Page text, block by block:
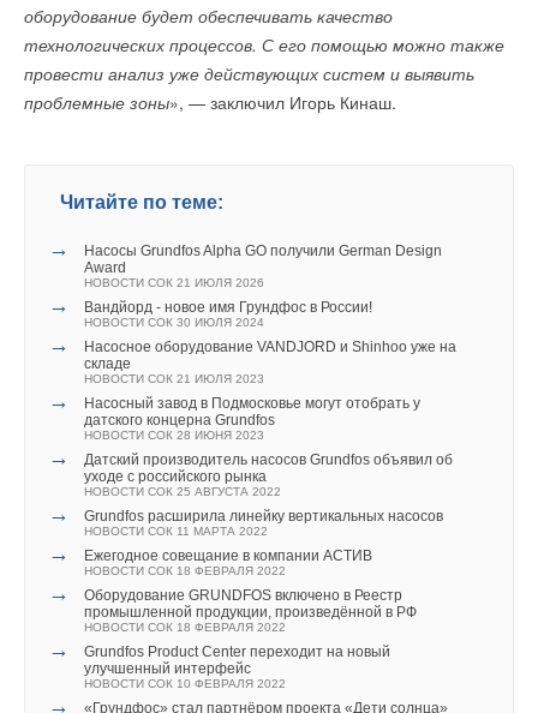
оборудование будет обеспечивать качество
технологических процессов. С его помощью можно также
провести анализ уже действующих систем и выявить
проблемные зоны», — заключил Игорь Кинаш.
Читайте по теме:
→
Насосы Grundfos Alpha GO получили German Design
Award
НОВОСТИ СОК 21 ИЮЛЯ 2026
→ Вандйорд - новое имя Грундфос в России!
НОВОСТИ СОК 30 ИЮЛЯ 2024
→
Насосное оборудование VANDJORD и Shinhoo уже на
складе
НОВОСТИ СОК 21 ИЮЛЯ 2023
→
Насосный завод в Подмосковье могут отобрать у
датского концерна Grundfos
НОВОСТИ СОК 28 ИЮНЯ 2023
→
Датский производитель насосов Grundfos объявил об
уходе с российского рынка
НОВОСТИ СОК 25 АВГУСТА 2022
→ Grundfos расширила линейку вертикальных насосов
НОВОСТИ СОК 11 МАРТА 2022
→ Ежегодное совещание в компании АСТИВ
НОВОСТИ СОК 18 ФЕВРАЛЯ 2022
→
Оборудование GRUNDFOS включено в Реестр
промышленной продукции, произведённой в РФ
НОВОСТИ СОК 18 ФЕВРАЛЯ 2022
→
Grundfos Product Center переходит на новый
улучшенный интерфейс
НОВОСТИ СОК 10 ФЕВРАЛЯ 2022
→ «Грундфос» стал партнёром проекта «Дети солнца»
площадку
НОВОСТИ СОК 29 ИЮЛЯ 2026
В этой теме еще нет комментариев
Добавить комментарий
Ваше имя *
Ваш E-mail *
Текст комментария